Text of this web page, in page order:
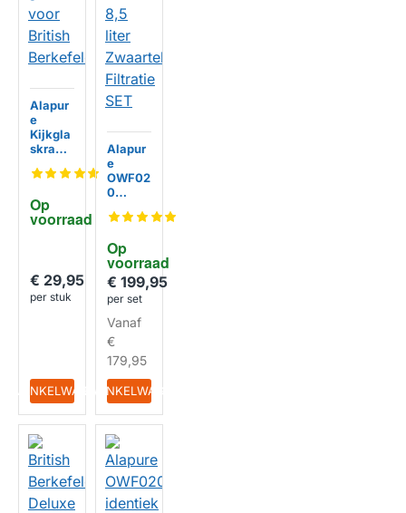
Op
voorraad
Alapur
e
Kijkgla
skraant
geschi
British
Berkef
€ 29,95
per stuk
IN WINKELWAGEN
HUISMERK
Op
voorraad
Alapur
e
OWF02
0
RVS
Zwaart
ekrach
t
Filtrati
e SET
€ 199,95
per set
Vanaf
€
179,95
IN WINKELWAGEN